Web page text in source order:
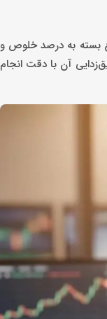
بسته به درصد خلوص و
آن با دقت انجام